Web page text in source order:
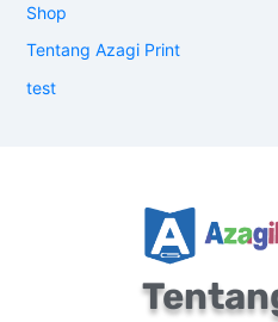
Shop
Tentang Azagi Print
test